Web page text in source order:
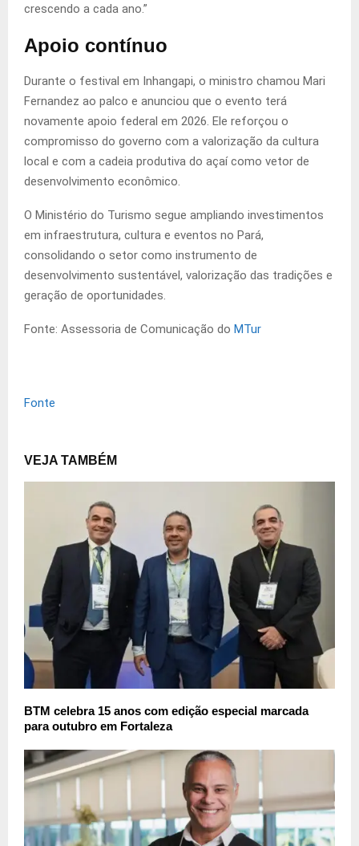
crescendo a cada ano.”
Apoio contínuo
Durante o festival em Inhangapi, o ministro chamou Mari
Fernandez ao palco e anunciou que o evento terá
novamente apoio federal em 2026. Ele reforçou o
compromisso do governo com a valorização da cultura
local e com a cadeia produtiva do açaí como vetor de
desenvolvimento econômico.
O Ministério do Turismo segue ampliando investimentos
em infraestrutura, cultura e eventos no Pará,
consolidando o setor como instrumento de
desenvolvimento sustentável, valorização das tradições e
geração de oportunidades.
Fonte: Assessoria de Comunicação do MTur
Fonte
VEJA TAMBÉM
BTM celebra 15 anos com edição especial marcada
para outubro em Fortaleza